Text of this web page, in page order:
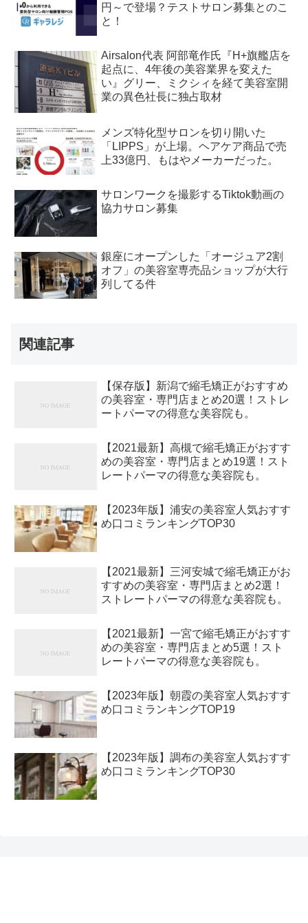
円～で登場？テストサロン募集とのこ
と！
Airsalon代表 阿部竜作氏『H+旗艦店を
起点に、4年後の美容業界を変えた
い』グリー、ミクシィを経て美容室開
業の異色社長に独占取材
メンズ特化型サロンを切り開いた
「LIPPS」が上場。ヘアケア商品で売
上33億円、もはやメーカーだった。
サロンワークを撮影するTiktok動画の
協力サロン募集
銀座にオープンした「オージュア2割
オフ」の美容室専売品ショップが大行
列してる件
関連記事
【保存版】新潟で縮毛矯正がおすすめ
の美容室・専門店まとめ20選！ストレ
ートパーマの得意な美容院も。
【2021最新】高槻で縮毛矯正がおすす
めの美容室・専門店まとめ19選！スト
レートパーマの得意な美容院も。
【2023年版】浦安の美容室人気おすす
め口コミランキングTOP30
【2021最新】三河安城で縮毛矯正がお
すすめの美容室・専門店まとめ2選！
ストレートパーマの得意な美容院も。
【2021最新】一宮で縮毛矯正がおすす
めの美容室・専門店まとめ5選！スト
レートパーマの得意な美容院も。
【2023年版】朝霞の美容室人気おすす
め口コミランキングTOP19
【2023年版】調布の美容室人気おすす
め口コミランキングTOP30